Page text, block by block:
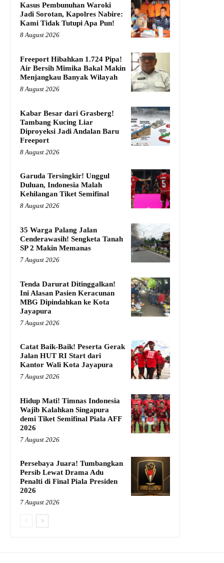
Kasus Pembunuhan Waroki
Jadi Sorotan, Kapolres Nabire:
Kami Tidak Tutupi Apa Pun!
8 August 2026
Freeport Hibahkan 1.724 Pipa!
Air Bersih Mimika Bakal Makin
Menjangkau Banyak Wilayah
8 August 2026
Kabar Besar dari Grasberg!
Tambang Kucing Liar
Diproyeksi Jadi Andalan Baru
Freeport
8 August 2026
Garuda Tersingkir! Unggul
Duluan, Indonesia Malah
Kehilangan Tiket Semifinal
8 August 2026
35 Warga Palang Jalan
Cenderawasih! Sengketa Tanah
SP 2 Makin Memanas
7 August 2026
Tenda Darurat Ditinggalkan!
Ini Alasan Pasien Keracunan
MBG Dipindahkan ke Kota
Jayapura
7 August 2026
Catat Baik-Baik! Peserta Gerak
Jalan HUT RI Start dari
Kantor Wali Kota Jayapura
7 August 2026
Hidup Mati! Timnas Indonesia
Wajib Kalahkan Singapura
demi Tiket Semifinal Piala AFF
2026
7 August 2026
Persebaya Juara! Tumbangkan
Persib Lewat Drama Adu
Penalti di Final Piala Presiden
2026
7 August 2026